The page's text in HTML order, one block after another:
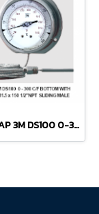
THERMO CAP 3M DS100 0-300 C/F BOTTOM WITH BACK FLANGED 11.5x150 1/2" NPT SLIDING MALE